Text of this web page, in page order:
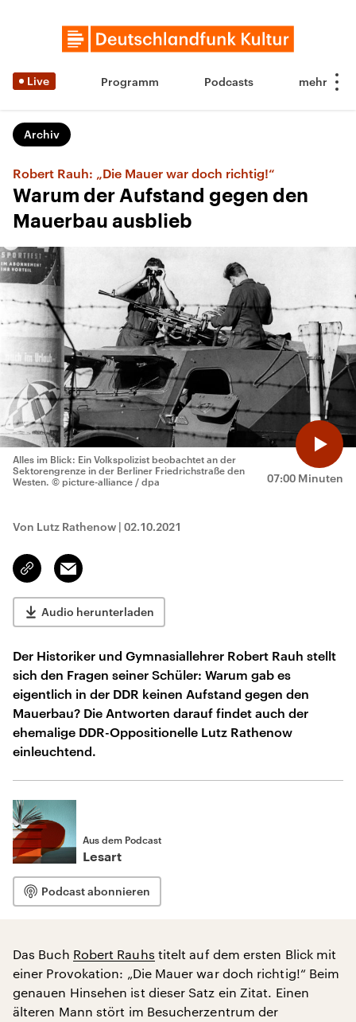
Live Programm Podcasts
Archiv
Robert Rauh: „Die Mauer war doch richtig!“
Warum der Aufstand gegen den
Mauerbau ausblieb
07:00 Minuten
Alles im Blick: Ein Volkspolizist beobachtet an der
Sektorengrenze in der Berliner Friedrichstraße den
Westen. © picture-alliance / dpa
Von Lutz Rathenow | 02.10.2021
Link
kopieren/teilen
Email
Audio herunterladen
Der Historiker und Gymnasiallehrer Robert Rauh stellt
sich den Fragen seiner Schüler: Warum gab es
eigentlich in der DDR keinen Aufstand gegen den
Mauerbau? Die Antworten darauf findet auch der
ehemalige DDR-Oppositionelle Lutz Rathenow
einleuchtend.
Aus dem Podcast
Lesart
Podcast abonnieren
Das Buch Robert Rauhs titelt auf dem ersten Blick mit
einer Provokation: „Die Mauer war doch richtig!“ Beim
genauen Hinsehen ist dieser Satz ein Zitat. Einen
älteren Mann stört im Besucherzentrum der